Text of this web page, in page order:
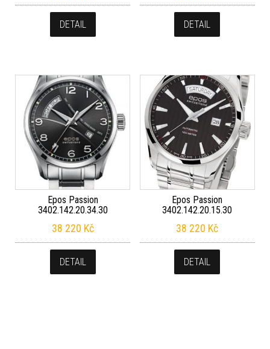
DETAIL DETAIL
Epos Passion
3402.142.20.34.30
38 220 Kč
DETAIL
Epos Passion
3402.142.20.15.30
38 220 Kč
DETAIL